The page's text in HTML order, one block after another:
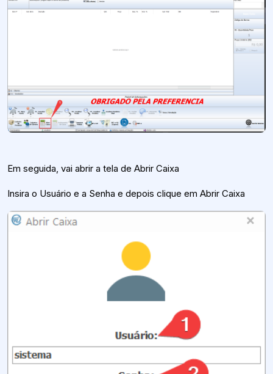
Em seguida, vai abrir a tela de Abrir Caixa
Insira o Usuário e a Senha e depois clique em Abrir Caixa